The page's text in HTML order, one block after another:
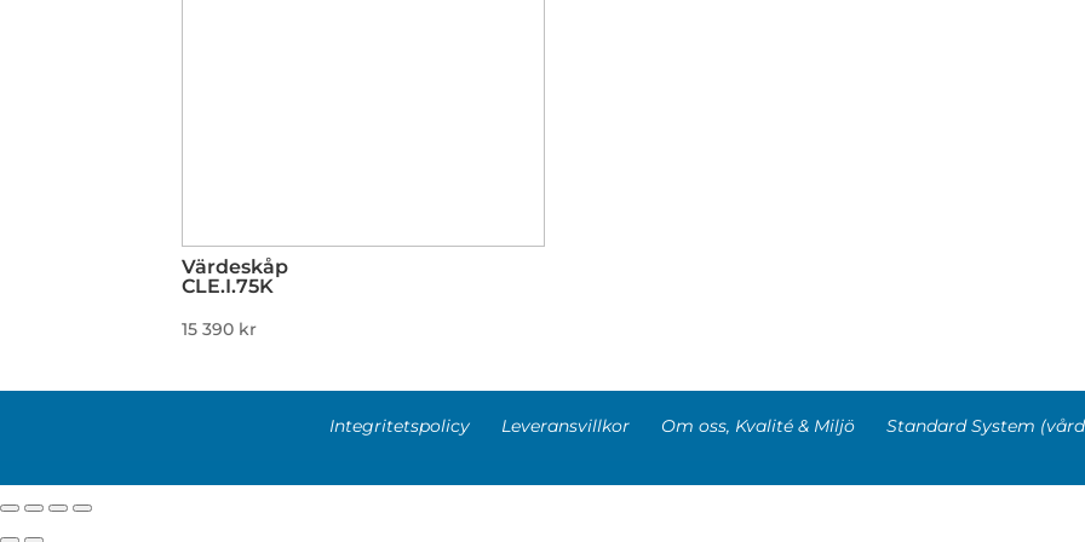
Värdeskåp
CLE.I.75K
15 390 kr
Integritetspolicy Leveransvillkor Om oss, Kvalité & Miljö Standard System